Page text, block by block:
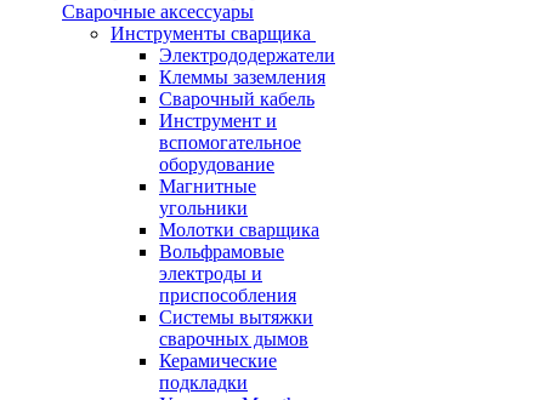
Сварочные аксессуары
Инструменты сварщика
Электрододержатели
Клеммы заземления
Сварочный кабель
Инструмент и
вспомогательное
оборудование
Магнитные
угольники
Молотки сварщика
Вольфрамовые
электроды и
приспособления
Системы вытяжки
сварочных дымов
Керамические
подкладки